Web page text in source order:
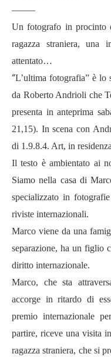
——–
Un fotografo in procinto
ragazza straniera, una
attentato…
“L’ultima fotografia” è lo
da Roberto Andrioli che
presenta in anteprima
21,15). In scena con
di 1.9.8.4. Art, in
Il testo è ambientato ai
Siamo nella casa di
specializzato in
riviste internazionali.
Marco viene da una
separazione, ha un figlio
diritto internazionale.
Marco, che sta
accorge in ritardo di
premio internazionale
partire, riceve una visita
ragazza straniera, che si